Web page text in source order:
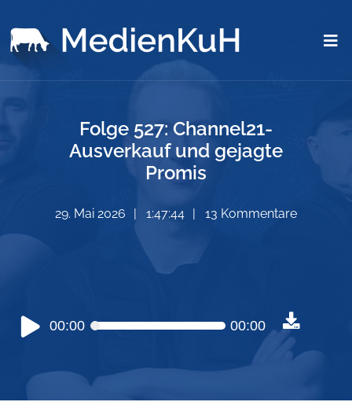
Folge 527: Channel21-
Ausverkauf und gejagte
Promis
29. Mai 2026 1:47:44 13 Kommentare
Audio-
Player
00:00 00:00